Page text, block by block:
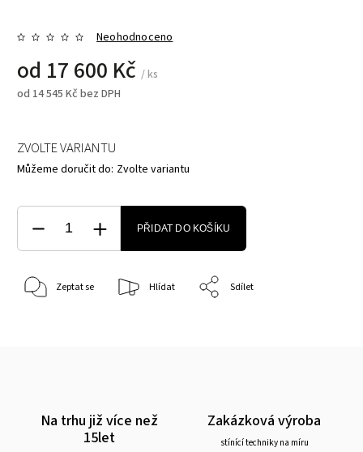
Neohodnoceno
od 17 600 Kč / ks
od 14 545 Kč bez DPH
ZVOLTE VARIANTU
Můžeme doručit do: Zvolte variantu
PŘIDAT DO KOŠÍKU
Zeptat se Hlídat Sdílet
Na trhu již více než
15let
Zakázková výroba
stínící techniky na míru